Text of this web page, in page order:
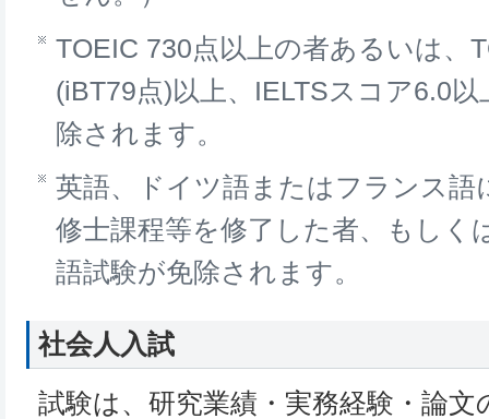
TOEIC 730点以上の者あるいは、
(iBT79点)以上、IELTSスコア6.0
除されます。
英語、ドイツ語またはフランス語
修士課程等を修了した者、もしく
語試験が免除されます。
社会人入試
試験は、研究業績・実務経験・論